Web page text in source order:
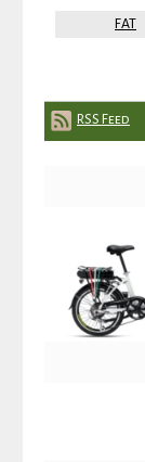
FAT
RSS Feed